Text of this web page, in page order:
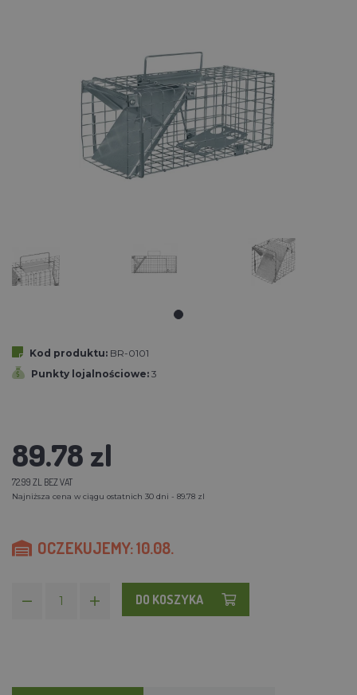
Kod produktu: BR-0101
Punkty lojalnościowe: 3
89.78 zl
72.99 ZL BEZ VAT
Najniższa cena w ciągu ostatnich 30 dni - 89.78 zl
OCZEKUJEMY: 10.08.
DO KOSZYKA